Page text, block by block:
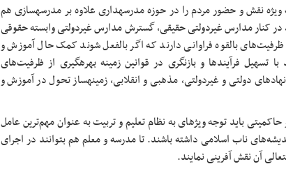
وی گفت: قرار است ما به صورت ویژه نقش و حضور مردم را در حوزه مدرسه‎داری علاوه بر مدرسه‎سازی هم
در کنار مدارس غیردولتی حقیقی، گسترش مدارس غیردولتی وابسته حقوقی
بالقوه فراوانی دارند که اگر بالفعل شوند کمک حال آموزش و
پرورش کشور خواهند بود و باید با تسهیل فرآیندها و بازنگری در قوانین زمینه بهره‎گیری از ظرفیت‌های
نیکوکاری، خیری و بکارگیری توان نهادهای دولتی و غیردولتی، مذهبی و انقلابی، زمینه‎ساز تحول در آموزش و
وی افزود: همه بخش‌های دولتی و حاکمیتی باید توجه ویژه‎ای به نظام تعلیم و تربیت به عنوان مهم‌ترین عامل
ناب اسلامی داشته باشند. تا مدرسه و معلم هم بتوانند در اجرای
آن نقش آفرینی نمایند.